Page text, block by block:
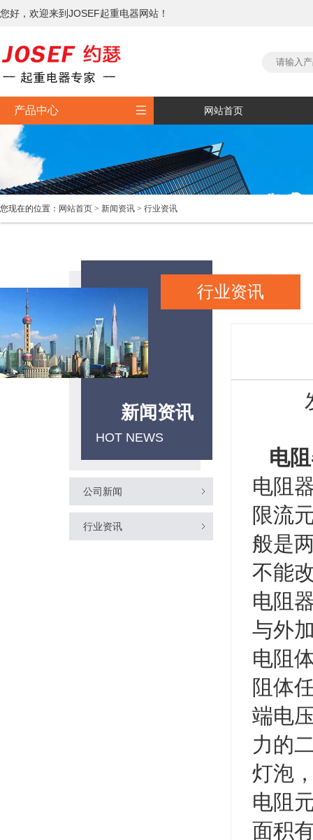
您好，欢迎来到JOSEF起重电器网站！
产品中心  网站首页
您现在的位置： 网站首页 > 新闻资讯 > 行业资讯
新闻资讯
HOT NEWS
公司新闻
行业资讯
行业资讯
电
电阻
限流
般是
不能
电阻
与外
电阻
阻体
端电
力的
灯泡
电阻
面积